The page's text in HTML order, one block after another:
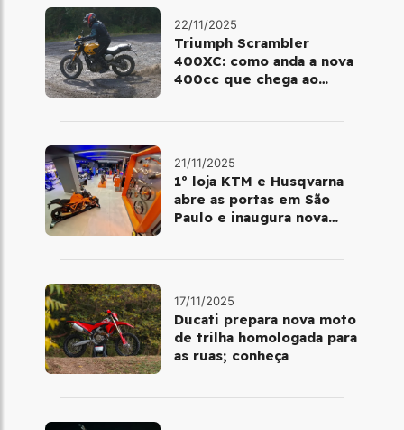
22/11/2025
Triumph Scrambler
400XC: como anda a nova
400cc que chega ao
21/11/2025
1º loja KTM e Husqvarna
abre as portas em São
Paulo e inaugura nova
17/11/2025
Ducati prepara nova moto
de trilha homologada para
as ruas; conheça